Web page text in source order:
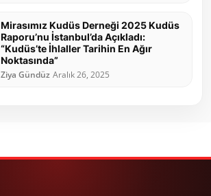
Mirasımız Kudüs Derneği 2025 Kudüs
Raporu’nu İstanbul’da Açıkladı:
“Kudüs’te İhlaller Tarihin En Ağır
Noktasında”
Ziya Gündüz Aralık 26, 2025